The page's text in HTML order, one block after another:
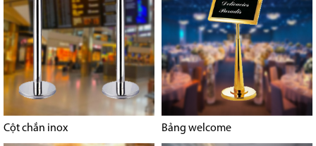
Cột chắn inox Bảng welcome